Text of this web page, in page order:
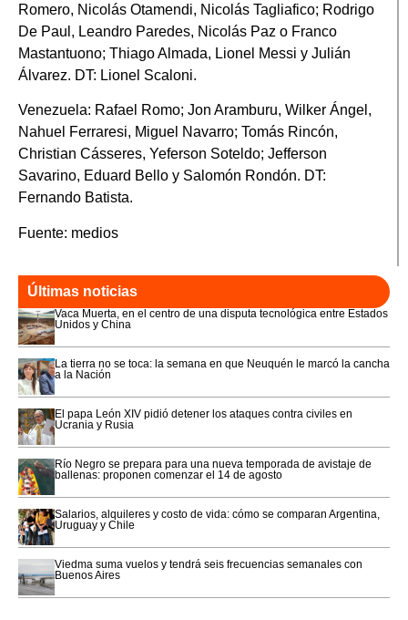
Romero, Nicolás Otamendi, Nicolás Tagliafico; Rodrigo
De Paul, Leandro Paredes, Nicolás Paz o Franco
Mastantuono; Thiago Almada, Lionel Messi y Julián
Álvarez. DT: Lionel Scaloni.
Venezuela: Rafael Romo; Jon Aramburu, Wilker Ángel,
Nahuel Ferraresi, Miguel Navarro; Tomás Rincón,
Christian Cásseres, Yeferson Soteldo; Jefferson
Savarino, Eduard Bello y Salomón Rondón. DT:
Fernando Batista.
Fuente: medios
Últimas noticias
Vaca Muerta, en el centro de una disputa tecnológica entre Estados
Unidos y China
La tierra no se toca: la semana en que Neuquén le marcó la cancha
a la Nación
El papa León XIV pidió detener los ataques contra civiles en
Ucrania y Rusia
Río Negro se prepara para una nueva temporada de avistaje de
ballenas: proponen comenzar el 14 de agosto
Salarios, alquileres y costo de vida: cómo se comparan Argentina,
Uruguay y Chile
Viedma suma vuelos y tendrá seis frecuencias semanales con
Buenos Aires